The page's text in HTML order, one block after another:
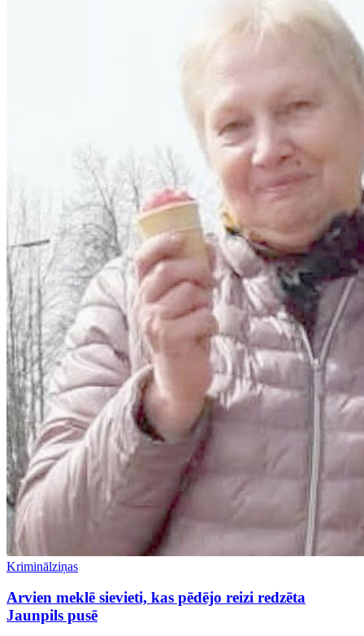
Kriminālziņas
Arvien meklē sievieti, kas pēdējo reizi redzēta
Jaunpils pusē